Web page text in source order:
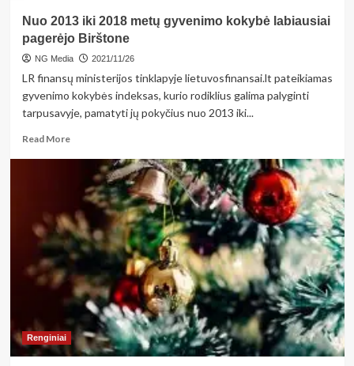
Nuo 2013 iki 2018 metų gyvenimo kokybė labiausiai
pagerėjo Birštone
NG Media 2021/11/26
LR finansų ministerijos tinklapyje lietuvosfinansai.lt pateikiamas
gyvenimo kokybės indeksas, kurio rodiklius galima palyginti
tarpusavyje, pamatyti jų pokyčius nuo 2013 iki...
Read MoreRead
2013
iki
2018
metų
gyvenimo
kokybė
labiausiai
pagerėjo
Birštone
Renginiai